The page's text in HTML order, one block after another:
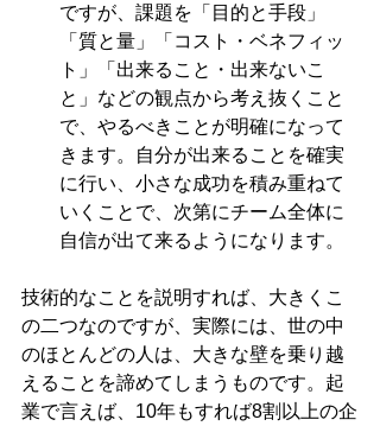
ですが、課題を「目的と手段」
「質と量」「コスト・ベネフィッ
ト」「出来ること・出来ないこ
と」などの観点から考え抜くこと
で、やるべきことが明確になって
きます。自分が出来ることを確実
に行い、小さな成功を積み重ねて
いくことで、次第にチーム全体に
自信が出て来るようになります。
技術的なことを説明すれば、大きくこ
の二つなのですが、実際には、世の中
のほとんどの人は、大きな壁を乗り越
えることを諦めてしまうものです。起
業で言えば、10年もすれば8割以上の企